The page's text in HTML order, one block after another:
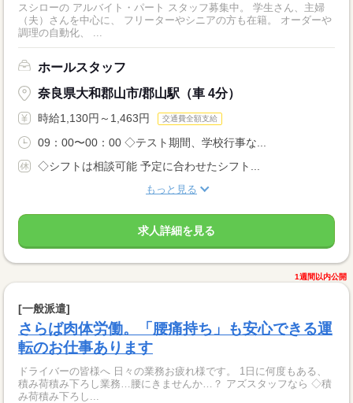
スシローの アルバイト・パート スタッフ募集中。 学生さん、主婦
（夫）さんを中心に、 フリーターやシニアの方も在籍。 オーダーや
調理の自動化、 ...
ホールスタッフ
奈良県大和郡山市/郡山駅（車 4分）
時給1,130円～1,463円 交通費全額支給
09：00〜00：00 ◇テスト期間、学校行事な...
◇シフトは相談可能 予定に合わせたシフト...
もっと見る
求人詳細を見る
1週間以内公開
[一般派遣]
さらば肉体労働。「腰痛持ち」も安心できる運
転のお仕事あります
ドライバーの皆様へ 日々の業務お疲れ様です。 1日に何度もある、
積み荷積み下ろし業務…腰にきませんか…？ アズスタッフなら ◇積
み荷積み下ろし...